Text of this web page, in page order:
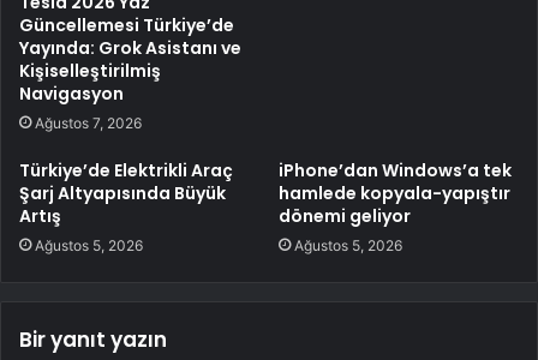
Güncellemesi Türkiye’de
Yayında: Grok Asistanı ve
Kişiselleştirilmiş
Navigasyon
Ağustos 7, 2026
Türkiye’de Elektrikli Araç
Şarj Altyapısında Büyük
Artış
Ağustos 5, 2026
iPhone’dan Windows’a tek
hamlede kopyala-yapıştır
dönemi geliyor
Ağustos 5, 2026
Bir yanıt yazın